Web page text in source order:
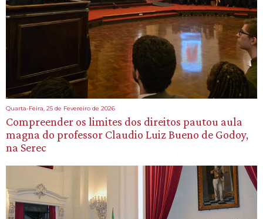
Quarta-Feira, 25 de Fevereiro de 2026
Compreender os limites dos direitos pautou aula
magna do professor Claudio Luiz Bueno de Godoy,
na Serec